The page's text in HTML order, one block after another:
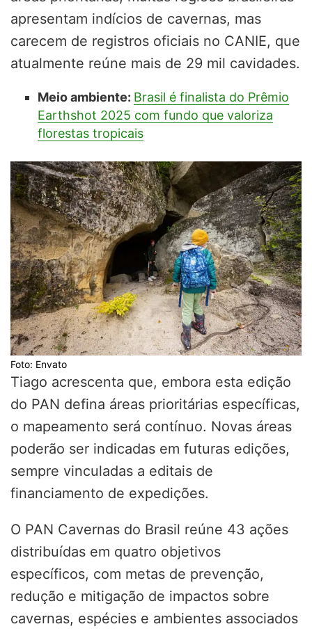
apresentam indícios de cavernas, mas
carecem de registros oficiais no CANIE, que
atualmente reúne mais de 29 mil cavidades.
Meio ambiente: Brasil é finalista do Prêmio
Earthshot 2025 com fundo que valoriza
florestas tropicais
Foto: Envato
Tiago acrescenta que, embora esta edição
do PAN defina áreas prioritárias específicas,
o mapeamento será contínuo. Novas áreas
poderão ser indicadas em futuras edições,
sempre vinculadas a editais de
financiamento de expedições.
O PAN Cavernas do Brasil reúne 43 ações
distribuídas em quatro objetivos
específicos, com metas de prevenção,
redução e mitigação de impactos sobre
cavernas, espécies e ambientes associados